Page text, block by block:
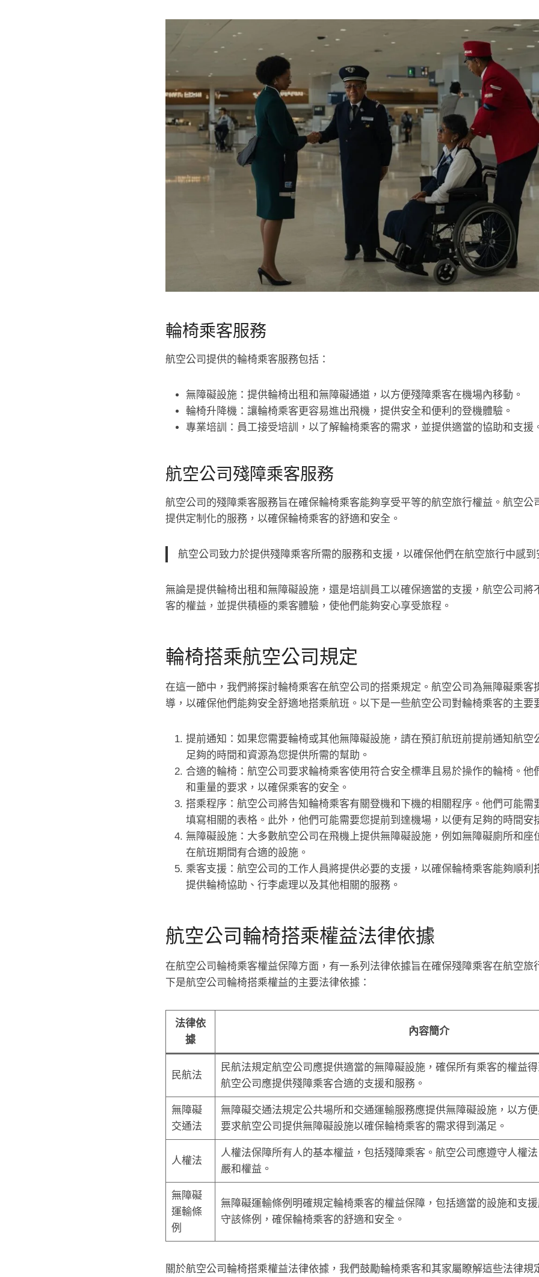
輪椅乘客服務
航空公司提供的輪椅乘客服務包括：
無障礙設施：提供輪椅出租和無障礙通道，以方便殘障乘客在機場內移動。
輪椅升降機：讓輪椅乘客更容易進出飛機，提供安全和便利的登機體驗。
專業培訓：員工接受培訓，以了解輪椅乘客的需求，並提供適當的協助和支援
航空公司殘障乘客服務
航空公司的殘障乘客服務旨在確保輪椅乘客能夠享受平等的航空旅行權益。航空公
提供定制化的服務，以確保輪椅乘客的舒適和安全。
航空公司致力於提供殘障乘客所需的服務和支援，以確保他們在航空旅行中感
無論是提供輪椅出租和無障礙設施，還是培訓員工以確保適當的支援，航空公司將
客的權益，並提供積極的乘客體驗，使他們能夠安心享受旅程。
輪椅搭乘航空公司規定
在這一節中，我們將探討輪椅乘客在航空公司的搭乘規定。航空公司為無障礙乘客
導，以確保他們能夠安全舒適地搭乘航班。以下是一些航空公司對輪椅乘客的主要
提前通知：如果您需要輪椅或其他無障礙設施，請在預訂航班前提前通知航空
足夠的時間和資源為您提供所需的幫助。
合適的輪椅：航空公司要求輪椅乘客使用符合安全標準且易於操作的輪椅。他
和重量的要求，以確保乘客的安全。
搭乘程序：航空公司將告知輪椅乘客有關登機和下機的相關程序。他們可能需
填寫相關的表格。此外，他們可能需要您提前到達機場，以便有足夠的時間安
無障礙設施：大多數航空公司在飛機上提供無障礙設施，例如無障礙廁所和座
在航班期間有合適的設施。
乘客支援：航空公司的工作人員將提供必要的支援，以確保輪椅乘客能夠順利
提供輪椅協助、行李處理以及其他相關的服務。
航空公司輪椅搭乘權益法律依據
在航空公司輪椅乘客權益保障方面，有一系列法律依據旨在確保殘障乘客在航空旅
下是航空公司輪椅搭乘權益的主要法律依據：
法律依
據
內容簡介
民航法
民航法規定航空公司應提供適當的無障礙設施，確保所有乘客的權益
航空公司應提供殘障乘客合適的支援和服務。
無障礙
交通法
無障礙交通法規定公共場所和交通運輸服務應提供無障礙設施，以方
要求航空公司提供無障礙設施以確保輪椅乘客的需求得到滿足。
人權法
人權法保障所有人的基本權益，包括殘障乘客。航空公司應遵守人權
嚴和權益。
無障礙
運輸條
例
無障礙運輸條例明確規定輪椅乘客的權益保障，包括適當的設施和支
守該條例，確保輪椅乘客的舒適和安全。
關於航空公司輪椅搭乘權益法律依據，我們鼓勵輪椅乘客和其家屬瞭解這些法律規